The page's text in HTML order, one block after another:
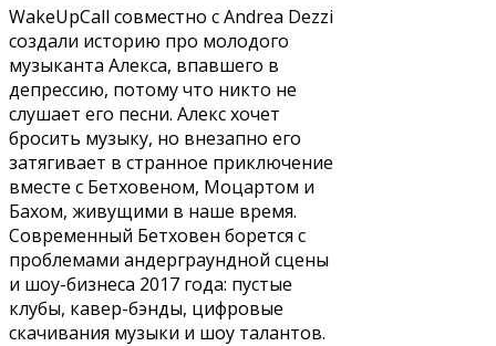
WakeUpCall совместно с Andrea Dezzi
создали историю про молодого
музыканта Алекса, впавшего в
депрессию, потому что никто не
слушает его песни. Алекс хочет
бросить музыку, но внезапно его
затягивает в странное приключение
вместе с Бетховеном, Моцартом и
Бахом, живущими в наше время.
Современный Бетховен борется с
проблемами андерграундной сцены
и шоу-бизнеса 2017 года: пустые
клубы, кавер-бэнды, цифровые
скачивания музыки и шоу талантов.